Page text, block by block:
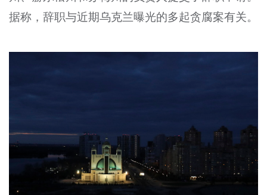
据称，辞职与近期乌克兰曝光的多起贪腐案有关。